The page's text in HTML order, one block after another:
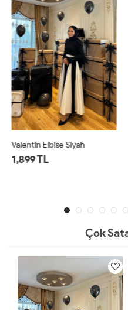
Moria İkili Kaftan Takım Lila
2,699 TL
Çok